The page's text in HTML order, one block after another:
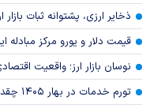
ذخایر ارزی، پشتوانه ثبات بازار
قیمت دلار و یورو مرکز مبادله ایران؛
نوسان بازار ارز؛ واقعیت
تورم خدمات در بهار ۱۴۰۵ چقدر شد؟